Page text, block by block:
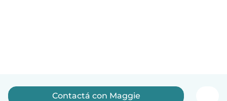
Contactá con Maggie